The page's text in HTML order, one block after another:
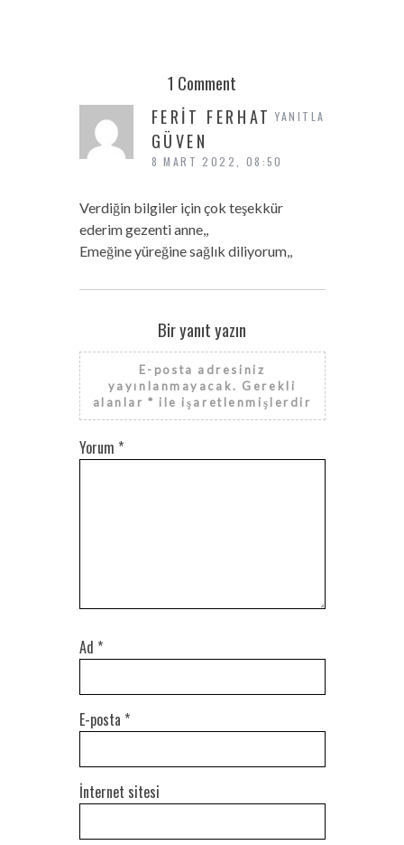
1 Comment
FERIT FERHAT
GÜVEN
8 MART 2022, 08:50
Verdiğin bilgiler için çok teşekkür
ederim gezenti anne,,
Emeğine yüreğine sağlık diliyorum,,
YANITLA
Bir yanıt yazın
E-posta adresiniz
yayınlanmayacak. Gerekli
alanlar* ile işaretlenmişlerdir
Yorum *
Ad *
E-posta *
İnternet sitesi